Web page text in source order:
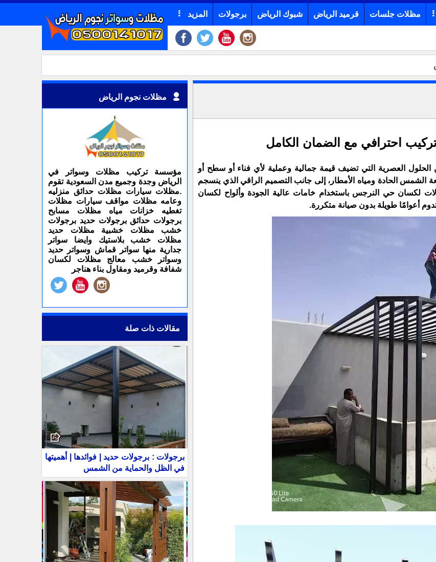
مظلات جلسات قرميد الرياض شبوك الرياض برجولات المزيد
احترافي مع الضمان الكامل
العصرية التي تضيف قيمة جمالية وعملية لأي فناء أو سطح أو
الشمس الحادة ومياه الأمطار، إلى جانب التصميم الراقي الذي ينسجم
لكسان حي النرجس باستخدام خامات عالية الجودة وألواح لكسان
أعوامًا طويلة بدون صيانة متكررة.
مظلات نجوم الرياض
مؤسسة تركيب مظلات وسواتر في
الرياض وجدة وجميع مدن السعودية تقوم
.مظلات سيارات مظلات حدائق منزليه
وعامه مظلات مواقف سيارات مظلات
تغطيه خزانات مياه مظلات مسابح
برجولات حدائق برجولات حديد برجولات
خشب مظلات خشبية مظلات حديد
مظلات خشب بلاستيك وايضا سواتر
جدارية منها سواتر قماش وسواتر حديد
وسواتر خشب معالج مظلات لكسان
شفافة وقرميد ومقاول بناء هناجر
مقالات ذات صلة
برجولات : برجولات حديد | فوائدها | أهميتها
في الظل والحماية من الشمس